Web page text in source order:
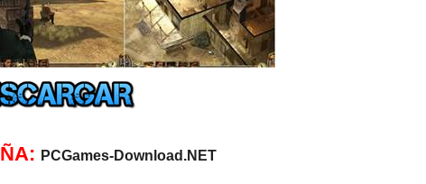
PCGames-Download.NET